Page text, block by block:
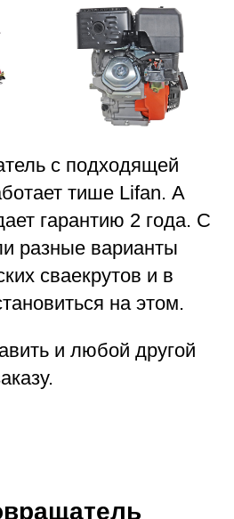
с подходящей
тише Lifan. А
гарантию 2 года. С
разные варианты
сваекрутов и в
на этом.
и любой другой